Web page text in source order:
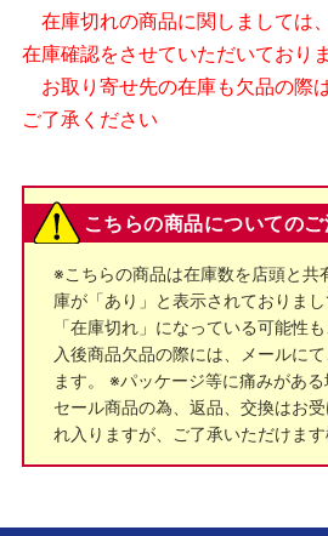
在庫切れの商品に関しましては
在庫確認をさせていただいておりま
お取り寄せ先の在庫も欠品の際
ご了承ください
こちらの商品についての
※こちらの商品は在庫数を店頭と共
庫が「あり」と表示されておりま
「在庫切れ」になっている可能
入後商品欠品の際には、メールに
ます。 ※パッケージ等に痛みがあ
セール商品の為、返品、交換はお
れ入りますが、ご了承いただけます